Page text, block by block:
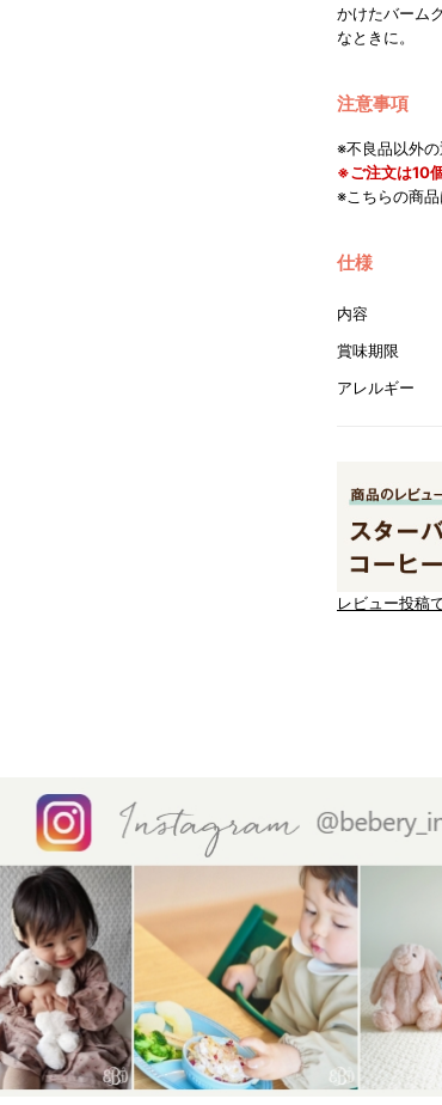
かけたバーム
なときに。
注意事項
※不良品以外の
※ご注文は10
※こちらの商品
仕様
内容
賞味期限
アレルギー
レビュー投稿